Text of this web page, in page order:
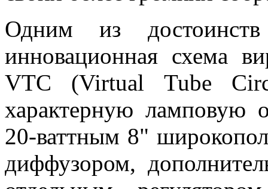
Одним из
инновационная схема
VTC (Virtual Tube
характерную ламповую
20-ваттным 8"
диффузором,